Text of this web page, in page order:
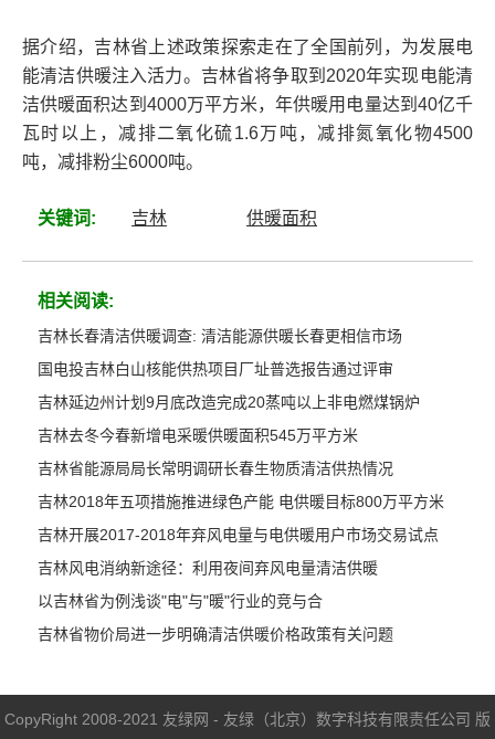
据介绍，吉林省上述政策探索走在了全国前列，为发展电
能清洁供暖注入活力。吉林省将争取到2020年实现电能清
洁供暖面积达到4000万平方米，年供暖用电量达到40亿千
瓦时以上，减排二氧化硫1.6万吨，减排氮氧化物4500
吨，减排粉尘6000吨。
关键词: 吉林 供暖面积
相关阅读:
吉林长春清洁供暖调查: 清洁能源供暖长春更相信市场
国电投吉林白山核能供热项目厂址普选报告通过评审
吉林延边州计划9月底改造完成20蒸吨以上非电燃煤锅炉
吉林去冬今春新增电采暖供暖面积545万平方米
吉林省能源局局长常明调研长春生物质清洁供热情况
吉林2018年五项措施推进绿色产能 电供暖目标800万平方米
吉林开展2017-2018年弃风电量与电供暖用户市场交易试点
吉林风电消纳新途径：利用夜间弃风电量清洁供暖
以吉林省为例浅谈"电"与"暖"行业的竞与合
吉林省物价局进一步明确清洁供暖价格政策有关问题
CopyRight 2008-2021 友绿网 - 友绿（北京）数字科技有限责任公司 版